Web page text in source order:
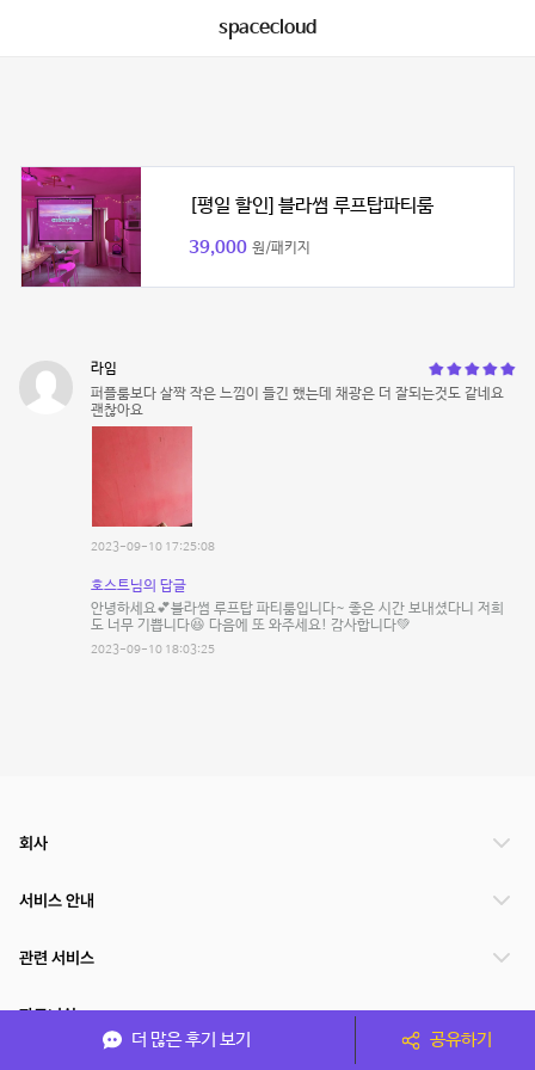
spacecloud
[평일 할인] 블라썸 루프탑파티룸
39,000 원/패키지
라임
퍼플룸보다 살짝 작은 느낌이 들긴 했는데 채광은 더 잘되는것도 같네요
괜찮아요
2023-09-10 17:25:08
호스트님의 답글
안녕하세요💕블라썸 루프탑 파티룸입니다~ 좋은 시간 보내셨다니 저희
도 너무 기쁩니다😆 다음에 또 와주세요! 감사합니다💚
2023-09-10 18:03:25
더 많은 후기 보기 공유하기
회사
서비스 안내
관련 서비스
파트너쉽